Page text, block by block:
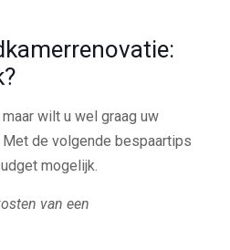
wilt u wel graag uw
Met de volgende bespaartips
mogelijk.
van een